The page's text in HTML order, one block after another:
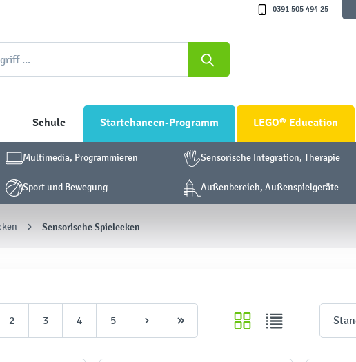
0391 505 494 25
Schule Startchancen-Programm LEGO® Education
Multimedia, Programmieren Sensorische Integration, Therapie
Sport und Bewegung Außenbereich, Außenspielgeräte
Sensorische Spielecken
2 3 4 5